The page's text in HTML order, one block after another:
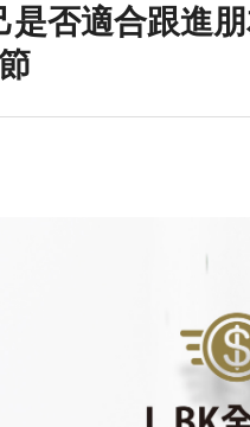
否適合跟進